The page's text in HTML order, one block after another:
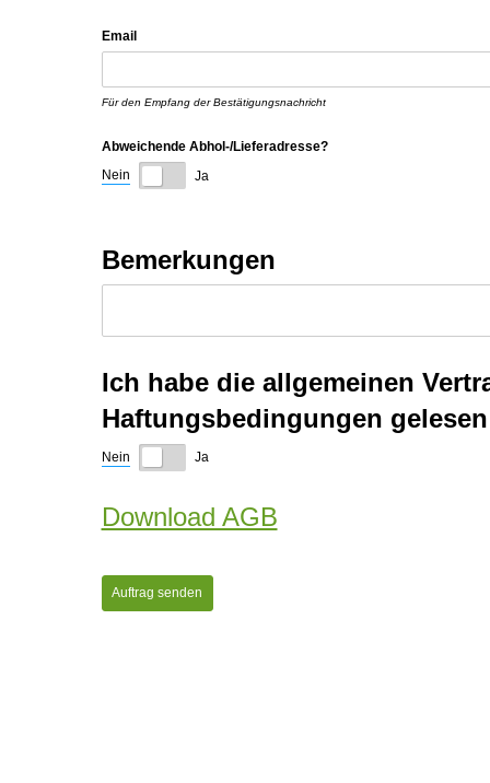
Email
Für den Empfang der Bestätigungsnachricht
Abweichende Abhol-/​Lieferadresse?
Nein
Ja
Bemerkungen
Ich habe die allgemeinen
Haftungsbedingungen
Nein Ja
Download AGB
Auftrag senden